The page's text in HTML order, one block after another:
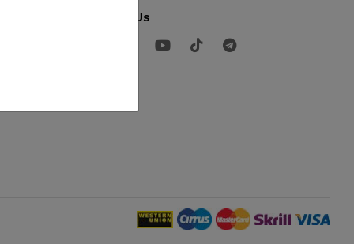
Follow Us